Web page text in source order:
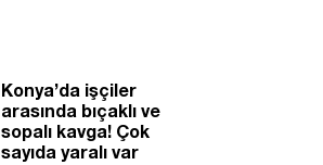
Konya’da işçiler
arasında bıçaklı ve
sopalı kavga! Çok
sayıda yaralı var